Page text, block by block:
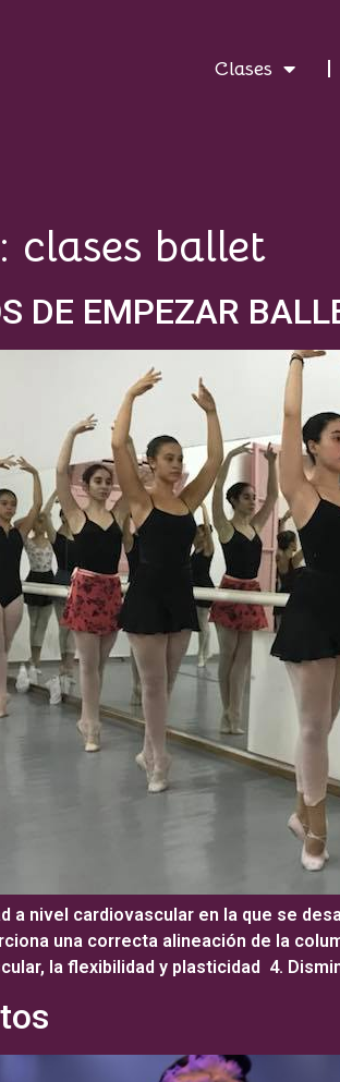
Clases
clases ballet
DE EMPEZAR
a nivel cardiovascular en la que se
una correcta alineación de la
la flexibilidad y plasticidad 4.